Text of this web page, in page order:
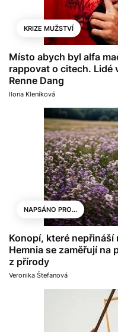
KRIZE MUŽSTVÍ
Místo abych byl alfa
rappovat o citech. Lidé
Renne Dang
Ilona Kleníková
NAPSÁNO PRO...
Konopí, které
Hemnia se zaměřují na
z přírody
Veronika Štefanová